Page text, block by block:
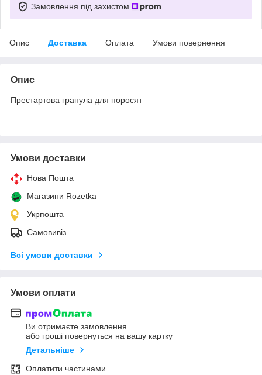
Замовлення під захистом
Опис Доставка Оплата Умови повернення
Опис
Престартова гранула для поросят
Умови доставки
Нова Пошта
Магазини Rozetka
Укрпошта
Самовивіз
Всі умови доставки
Умови оплати
Ви отримаєте замовлення
або гроші повернуться на вашу картку
Детальніше
Оплатити частинами